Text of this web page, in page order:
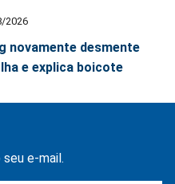
2026
novamente desmente
e explica boicote
e-mail.